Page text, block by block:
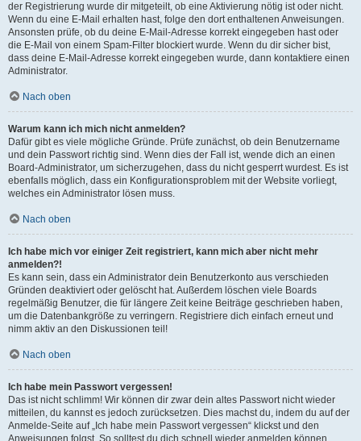
der Registrierung wurde dir mitgeteilt, ob eine Aktivierung nötig ist oder nicht.
Wenn du eine E-Mail erhalten hast, folge den dort enthaltenen Anweisungen.
Ansonsten prüfe, ob du deine E-Mail-Adresse korrekt eingegeben hast oder
die E-Mail von einem Spam-Filter blockiert wurde. Wenn du dir sicher bist,
dass deine E-Mail-Adresse korrekt eingegeben wurde, dann kontaktiere einen
Administrator.
Nach oben
Warum kann ich mich nicht anmelden?
Dafür gibt es viele mögliche Gründe. Prüfe zunächst, ob dein Benutzername
und dein Passwort richtig sind. Wenn dies der Fall ist, wende dich an einen
Board-Administrator, um sicherzugehen, dass du nicht gesperrt wurdest. Es ist
ebenfalls möglich, dass ein Konfigurationsproblem mit der Website vorliegt,
welches ein Administrator lösen muss.
Nach oben
Ich habe mich vor einiger Zeit registriert, kann mich aber nicht mehr
anmelden?!
Es kann sein, dass ein Administrator dein Benutzerkonto aus verschieden
Gründen deaktiviert oder gelöscht hat. Außerdem löschen viele Boards
regelmäßig Benutzer, die für längere Zeit keine Beiträge geschrieben haben,
um die Datenbankgröße zu verringern. Registriere dich einfach erneut und
nimm aktiv an den Diskussionen teil!
Nach oben
Ich habe mein Passwort vergessen!
Das ist nicht schlimm! Wir können dir zwar dein altes Passwort nicht wieder
mitteilen, du kannst es jedoch zurücksetzen. Dies machst du, indem du auf der
Anmelde-Seite auf „Ich habe mein Passwort vergessen“ klickst und den
Anweisungen folgst. So solltest du dich schnell wieder anmelden können.